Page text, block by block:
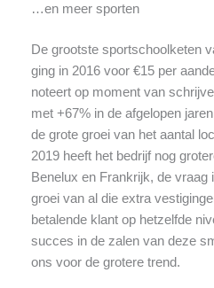
…en meer sporten
De grootste sportschoolketen
ging in 2016 voor €15 per
noteert op moment van
met +67% in de afgelopen
de grote groei van het aantal
2019 heeft het bedrijf nog
Benelux en Frankrijk, de vraag
groei van al die extra
betalende klant op hetzelfde
succes in de zalen van deze
ons voor de grotere trend.